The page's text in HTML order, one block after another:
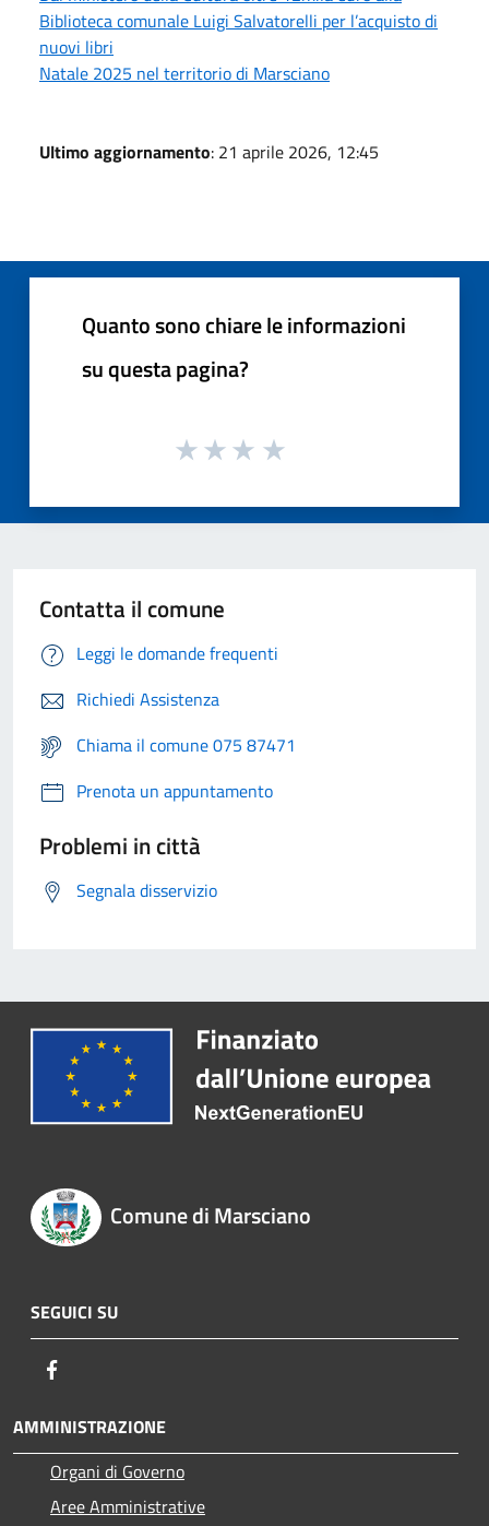
Biblioteca comunale Luigi Salvatorelli per l’acquisto di
nuovi libri
Natale 2025 nel territorio di Marsciano
Ultimo aggiornamento: 21 aprile 2026, 12:45
Quanto sono chiare le informazioni
su questa pagina?
Contatta il comune
Leggi le domande frequenti
Richiedi Assistenza
Chiama il comune 075 87471
Prenota un appuntamento
Problemi in città
Segnala disservizio
Comune di Marsciano
SEGUICI SU
AMMINISTRAZIONE
Organi di Governo
Aree Amministrative